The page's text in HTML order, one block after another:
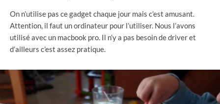
On n’utilise pas ce gadget chaque jour mais c’est amusant.
Attention, il faut un ordinateur pour l’utiliser. Nous l’avons
utilisé avec un macbook pro. Il n’y a pas besoin de driver et
d’ailleurs c’est assez pratique.